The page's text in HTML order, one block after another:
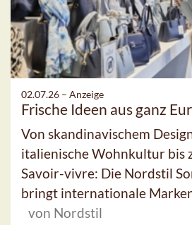
02.07.26 – Anzeige
Frische Ideen aus ganz
Von skandinavischem
italienische Wohnkultur bis
Savoir-vivre: Die Nordstil
bringt internationale
von Nordstil